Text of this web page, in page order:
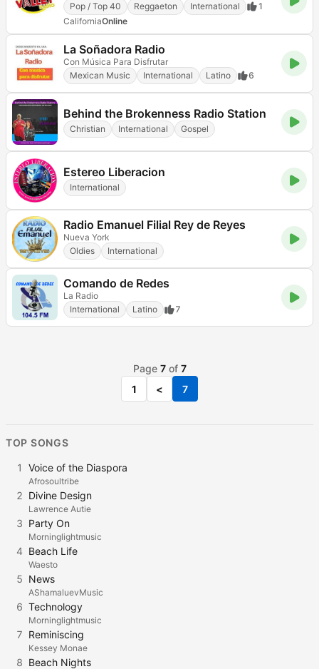
Pop / Top 40
Reggaeton International
1
CaliforniaOnline
La Soñadora Radio
Con Música Para Disfrutar
Mexican Music
International Latino 6
Behind the Brokenness Radio Station
Christian International Gospel
Estereo Liberacion
International
Radio Emanuel Filial Rey de Reyes
Nueva York
Oldies
International
Comando de Redes
La Radio
International
Latino 7
Page 7of 7
1
< 7
TOP SONGS
1 Voice of the Diaspora
Afrosoultribe
2 Divine Design
Lawrence Autie
3 Party On
Morninglightmusic
4 Beach Life
Waesto
5 News
AShamaluevMusic
6 Technology
Morninglightmusic
7 Reminiscing
Kessey Monae
8 Beach Nights